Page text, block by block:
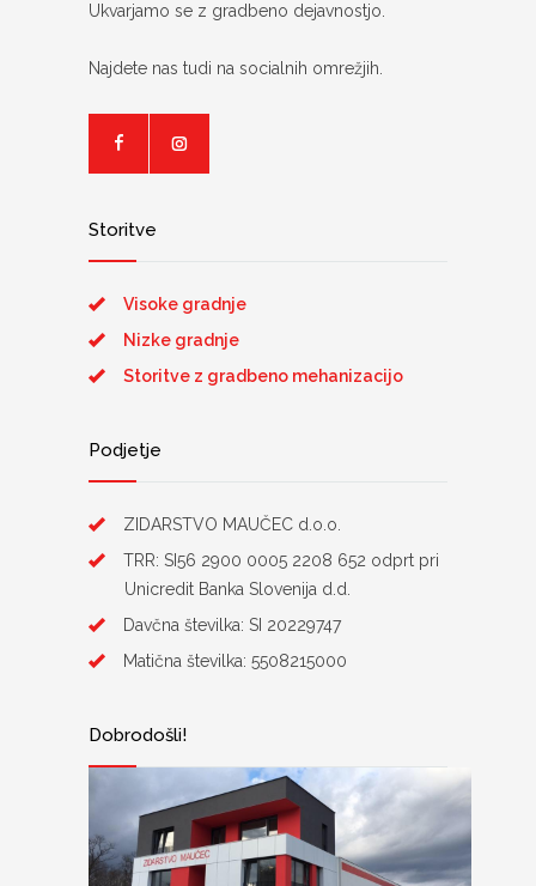
Ukvarjamo se z gradbeno dejavnostjo.
Najdete nas tudi na socialnih omrežjih.
Storitve
Visoke gradnje
Nizke gradnje
Storitve z gradbeno mehanizacijo
Podjetje
ZIDARSTVO MAUČEC d.o.o.
TRR: SI56 2900 0005 2208 652 odprt pri
Unicredit Banka Slovenija d.d.
Davčna številka: SI 20229747
Matična številka: 5508215000
Dobrodošli!